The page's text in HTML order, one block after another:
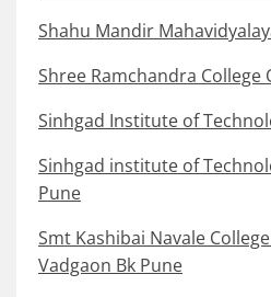
Shahu Mandir
Shree Ramchandra College
Sinhgad Institute of
Sinhgad institute of
Pune
Smt Kashibai Navale
Vadgaon Bk Pune